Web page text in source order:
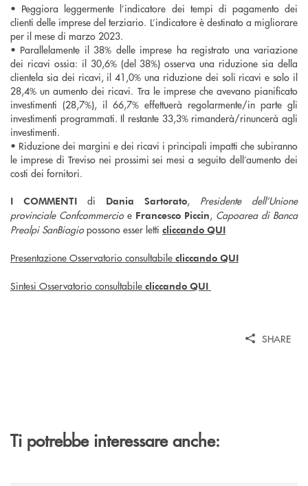
• Peggiora leggermente l’indicatore dei tempi di pagamento dei
clienti delle imprese del terziario. L’indicatore è destinato a migliorare
per il mese di marzo 2023.
• Parallelamente il 38% delle imprese ha registrato una variazione
dei ricavi ossia: il 30,6% (del 38%) osserva una riduzione sia della
clientela sia dei ricavi, il 41,0% una riduzione dei soli ricavi e solo il
28,4% un aumento dei ricavi. Tra le imprese che avevano pianificato
investimenti (28,7%), il 66,7% effettuerà regolarmente/in parte gli
investimenti programmati. Il restante 33,3% rimanderà/rinuncerà agli
investimenti.
• Riduzione dei margini e dei ricavi i principali impatti che subiranno
le imprese di Treviso nei prossimi sei mesi a seguito dell’aumento dei
costi dei fornitori.
I COMMENTI di Dania Sartorato, Presidente dell’Unione
provinciale Confcommercio e Francesco Piccin, Capoarea di Banca
Prealpi SanBiagio possono esser letti cliccando QUI
Presentazione Osservatorio consultabile cliccando QUI
Sintesi Osservatorio consultabile cliccando QUI
SHARE
Ti potrebbe interessare anche: